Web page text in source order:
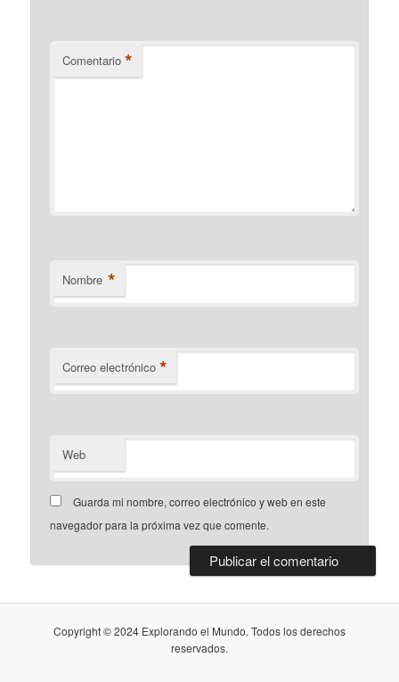
Comentario *
Nombre *
Correo electrónico *
Web
Guarda mi nombre, correo electrónico y web en este
navegador para la próxima vez que comente.
Copyright © 2024 Explorando el Mundo. Todos los derechos
reservados.